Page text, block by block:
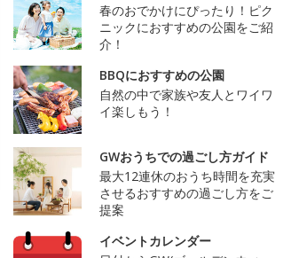
春のおでかけにぴったり！ピク
ニックにおすすめの公園をご紹
介！
BBQにおすすめの公園
自然の中で家族や友人とワイワ
イ楽しもう！
GWおうちでの過ごし方ガイド
最大12連休のおうち時間を充実
させるおすすめの過ごし方をご
提案
イベントカレンダー